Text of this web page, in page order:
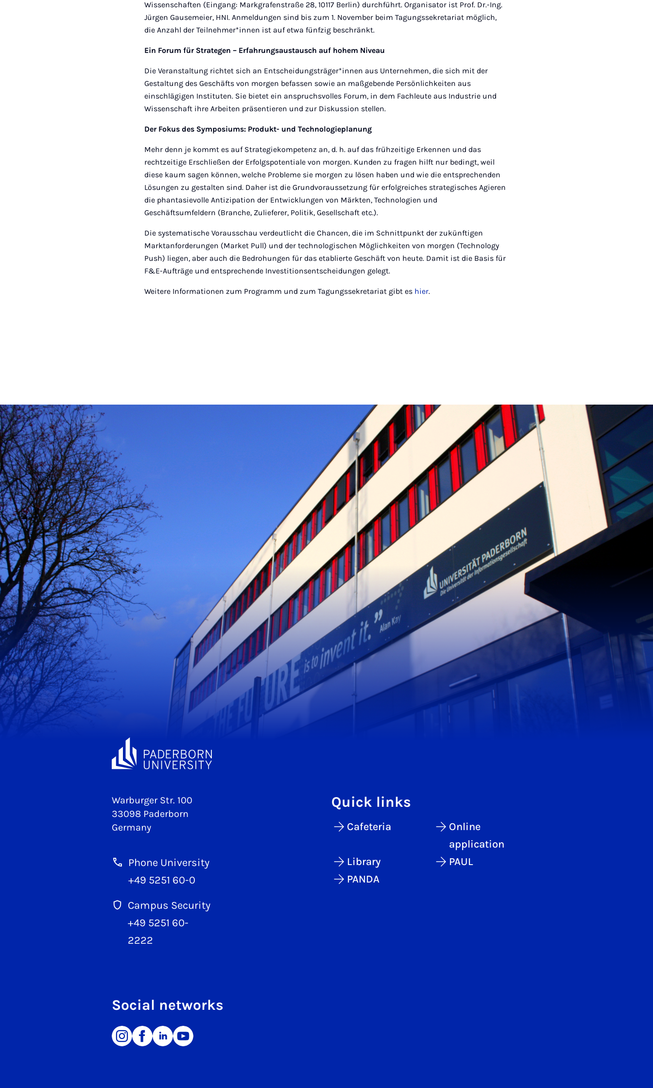
Wissenschaften (Eingang: Markgrafenstraße 28, 10117 Berlin) durchführt. Organisator ist Prof. Dr.-Ing.
Jürgen Gausemeier, HNI. Anmeldungen sind bis zum 1. November beim Tagungssekretariat möglich,
die Anzahl der Teilnehmer*innen ist auf etwa fünfzig beschränkt.
Ein Forum für Strategen – Erfahrungsaustausch auf hohem Niveau
Die Veranstaltung richtet sich an Entscheidungsträger*innen aus Unternehmen, die sich mit der
Gestaltung des Geschäfts von morgen befassen sowie an maßgebende Persönlichkeiten aus
einschlägigen Instituten. Sie bietet ein anspruchsvolles Forum, in dem Fachleute aus Industrie und
Wissenschaft ihre Arbeiten präsentieren und zur Diskussion stellen.
Der Fokus des Symposiums: Produkt- und Technologieplanung
Mehr denn je kommt es auf Strategiekompetenz an, d. h. auf das frühzeitige Erkennen und das
rechtzeitige Erschließen der Erfolgspotentiale von morgen. Kunden zu fragen hilft nur bedingt, weil
diese kaum sagen können, welche Probleme sie morgen zu lösen haben und wie die entsprechenden
Lösungen zu gestalten sind. Daher ist die Grundvoraussetzung für erfolgreiches strategisches Agieren
die phantasievolle Antizipation der Entwicklungen von Märkten, Technologien und
Geschäftsumfeldern (Branche, Zulieferer, Politik, Gesellschaft etc.).
Die systematische Vorausschau verdeutlicht die Chancen, die im Schnittpunkt der zukünftigen
Marktanforderungen (Market Pull) und der technologischen Möglichkeiten von morgen (Technology
Push) liegen, aber auch die Bedrohungen für das etablierte Geschäft von heute. Damit ist die Basis für
F&E-Aufträge und entsprechende Investitionsentscheidungen gelegt.
Weitere Informationen zum Programm und zum Tagungssekretariat gibt es hier.
Warburger Str. 100
33098 Paderborn
Germany
Phone University
+49 5251 60-0
Campus Security
+49 5251 60-
2222
Quick links
Cafeteria
Online
application
Library
PAUL
PANDA
Social networks